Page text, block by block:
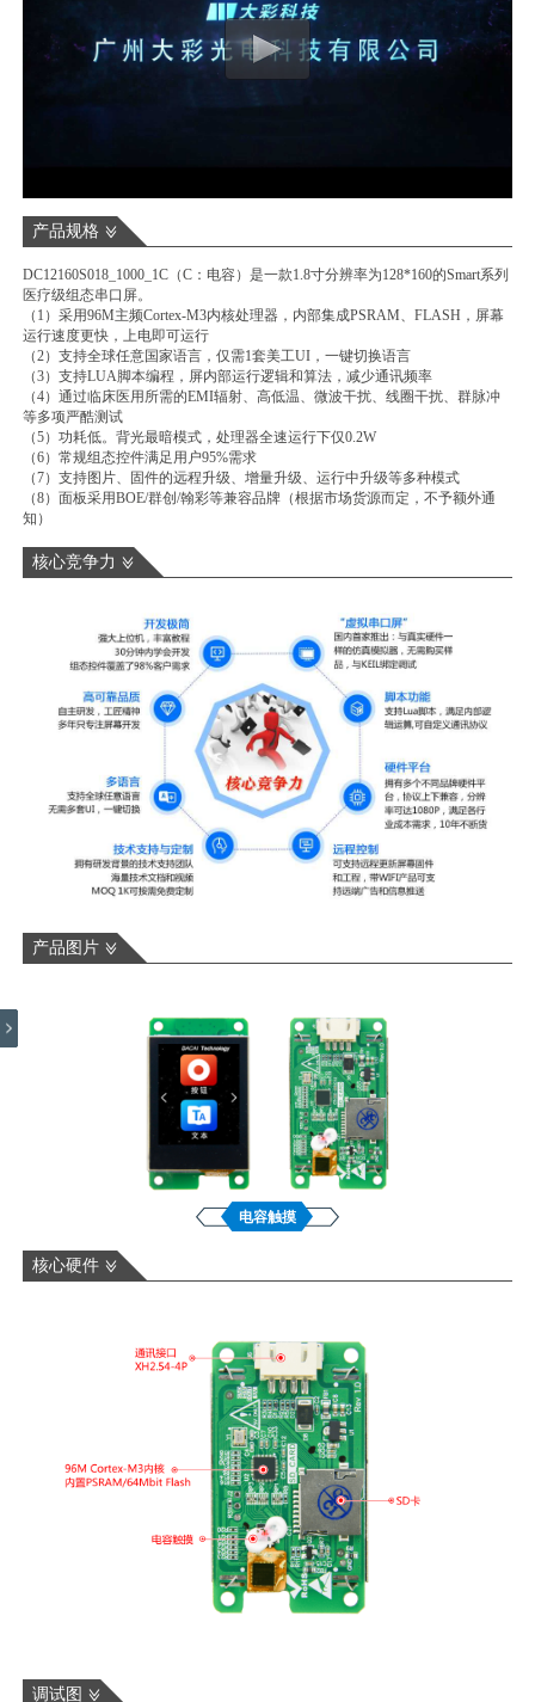
产品规格
DC12160S018_1000_1C（C：电容） 是一款1.8寸分辨率为128*160的Smart系列
医疗级组态串口屏。
（1）采用96M主频Cortex-M3内核处理器，内部集成PSRAM、FLASH，屏幕
运行速度更快，上电即可运行
（2）支持全球任意国家语言，仅需1套美工UI，一键切换语言
（3）支持LUA脚本编程，屏内部运行逻辑和算法，减少通讯频率
（4）通过临床医用所需的EMI辐射、高低温、微波干扰、线圈干扰、群脉冲
等多项严酷测试
（5）功耗低。背光最暗模式，处理器全速运行下仅0.2W
（6）常规组态控件满足用户95%需求
（7）支持图片、固件的远程升级、增量升级、运行中升级等多种模式
（8）面板采用BOE/群创/翰彩等兼容品牌（根据市场货源而定，不予额外通
知）
核心竞争力
产品图片
电容触摸
核心硬件
调试图